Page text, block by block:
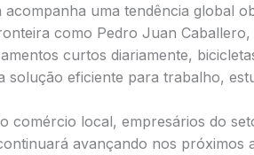
uma tendência global
como Pedro Juan Caballero,
curtos diariamente,
solução eficiente para trabalho,
comércio local, empresários do
avançando nos próximos